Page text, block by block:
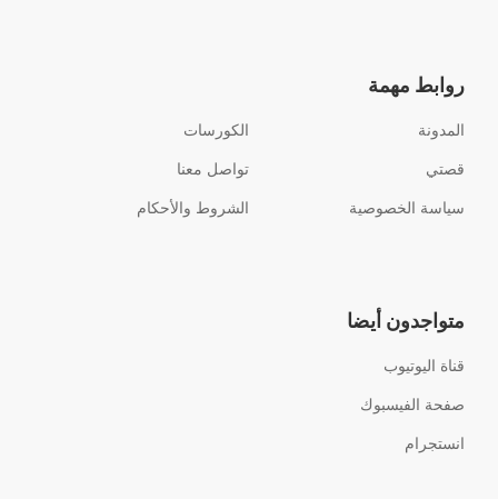
روابط مهمة
المدونة الكورسات
قصتي تواصل معنا
سياسة الخصوصية الشروط والأحكام
متواجدون أيضا
قناة اليوتيوب
صفحة الفيسبوك
انستجرام